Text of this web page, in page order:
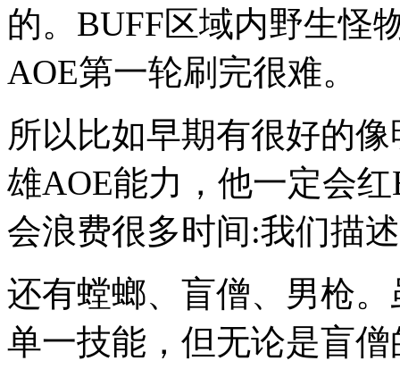
的。BUFF区域内野生怪
AOE第一轮刷完很难。
所以比如早期有很好的
雄AOE能力，他一定会
会浪费很多时间:我们描
还有螳螂、盲僧、男枪
单一技能，但无论是盲